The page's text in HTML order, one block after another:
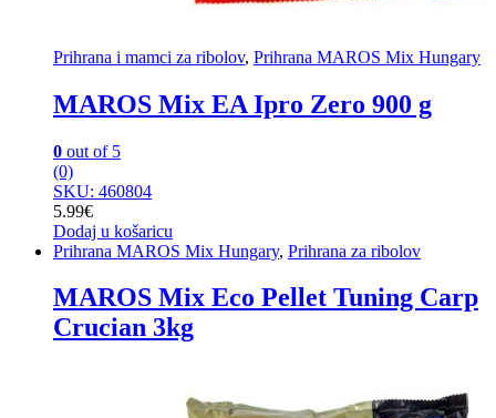
Prihrana i mamci za ribolov, Prihrana MAROS Mix Hungary
MAROS Mix EA Ipro Zero 900 g
0 out of 5
(0)
SKU: 460804
5.99€
Dodaj u košaricu
Prihrana MAROS Mix Hungary, Prihrana za ribolov
MAROS Mix Eco Pellet Tuning Carp
Crucian 3kg